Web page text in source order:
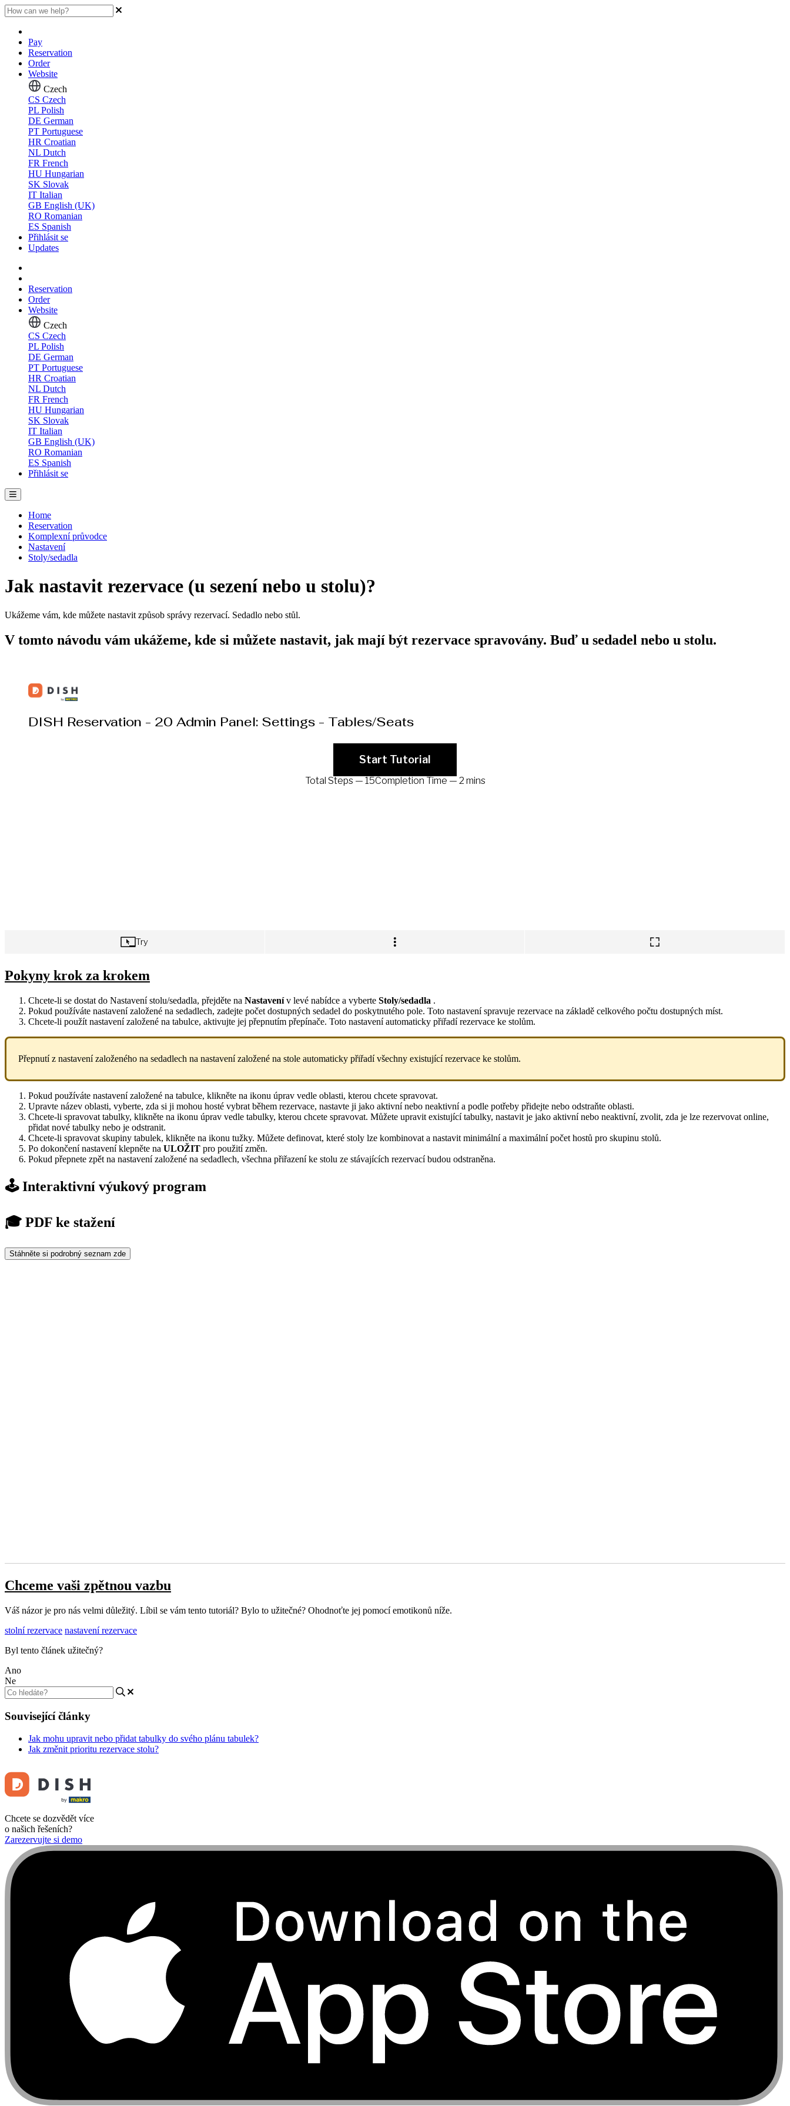
Pay
Reservation
Order
Website
Czech
CS Czech
PL Polish
DE German
PT Portuguese
HR Croatian
NL Dutch
FR French
HU Hungarian
SK Slovak
IT Italian
GB English (UK)
RO Romanian
ES Spanish
Přihlásit se
Updates
Reservation
Order
Website
Czech
CS Czech
PL Polish
DE German
PT Portuguese
HR Croatian
NL Dutch
FR French
HU Hungarian
SK Slovak
IT Italian
GB English (UK)
RO Romanian
ES Spanish
Přihlásit se
Home
Reservation
Komplexní průvodce
Nastavení
Stoly/sedadla
Jak nastavit rezervace (u sezení nebo u stolu)?
Ukážeme vám, kde můžete nastavit způsob správy rezervací. Sedadlo nebo stůl.
V tomto návodu vám ukážeme, kde si můžete nastavit, jak mají být rezervace spravovány. Buď u sedadel nebo u stolu.
Pokyny krok za krokem
Chcete-li se dostat do Nastavení stolu/sedadla, přejděte na Nastavenív levé nabídce a vyberte Stoly/sedadla .
Pokud používáte nastavení založené na sedadlech, zadejte počet dostupných sedadel do poskytnutého pole. Toto nastavení spravuje rezervace na základě celkového počtu dostupných míst.
Chcete-li použít nastavení založené na tabulce, aktivujte jej přepnutím přepínače. Toto nastavení automaticky přiřadí rezervace ke stolům.
Přepnutí z nastavení založeného na sedadlech na nastavení založené na stole automaticky přiřadí všechny existující rezervace ke stolům.
Pokud používáte nastavení založené na tabulce, klikněte na ikonu úprav vedle oblasti, kterou chcete spravovat.
Upravte název oblasti, vyberte, zda si ji mohou hosté vybrat během rezervace, nastavte ji jako aktivní nebo neaktivní a podle potřeby přidejte nebo odstraňte oblasti.
Chcete-li spravovat tabulky, klikněte na ikonu úprav vedle tabulky, kterou chcete spravovat. Můžete upravit existující tabulky, nastavit je jako aktivní nebo neaktivní, zvolit, zda je lze rezervovat online,
přidat nové tabulky nebo je odstranit.
Chcete-li spravovat skupiny tabulek, klikněte na ikonu tužky. Můžete definovat, které stoly lze kombinovat a nastavit minimální a maximální počet hostů pro skupinu stolů.
Po dokončení nastavení klepněte na ULOŽIT pro použití změn.
Pokud přepnete zpět na nastavení založené na sedadlech, všechna přiřazení ke stolu ze stávajících rezervací budou odstraněna.
🕹️ Interaktivní výukový program
🎓 PDF ke stažení
Stáhněte si podrobný seznam zde
Chceme vaši zpětnou vazbu
Váš názor je pro nás velmi důležitý. Líbil se vám tento tutoriál? Bylo to užitečné? Ohodnoťte jej pomocí emotikonů níže.
stolní rezervace nastavení rezervace
Byl tento článek užitečný?
Ano
Ne
Související články
Jak mohu upravit nebo přidat tabulky do svého plánu tabulek?
Jak změnit prioritu rezervace stolu?
Chcete se dozvědět více
o našich řešeních?
Zarezervujte si demo